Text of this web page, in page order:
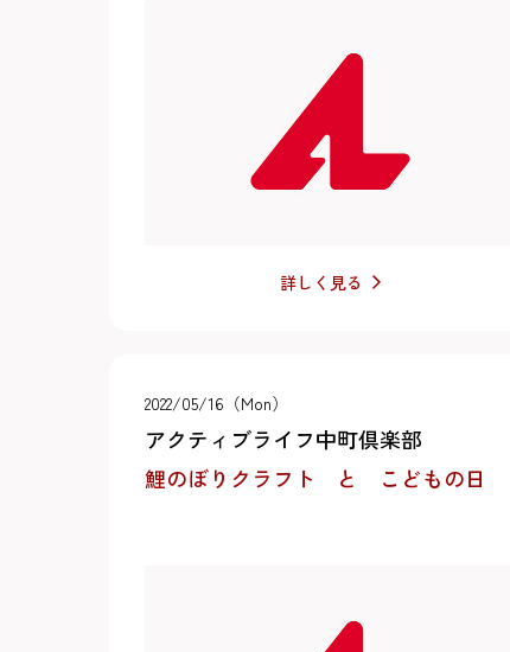
詳しく見る
2022/05/16（Mon）
アクティブライフ中町倶楽部
鯉のぼりクラフト と こどもの日